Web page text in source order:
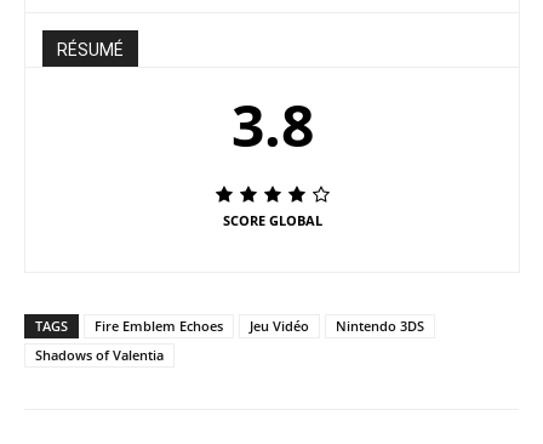
RÉSUMÉ
3.8
SCORE GLOBAL
TAGS Fire Emblem Echoes Jeu Vidéo
Nintendo 3DS
Shadows of Valentia